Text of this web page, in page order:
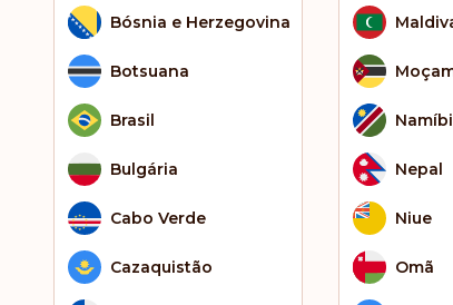
Bósnia e Herzegovina
Botsuana
Brasil
Bulgária
Cabo Verde
Cazaquistão
Nepal
Niue
Omã